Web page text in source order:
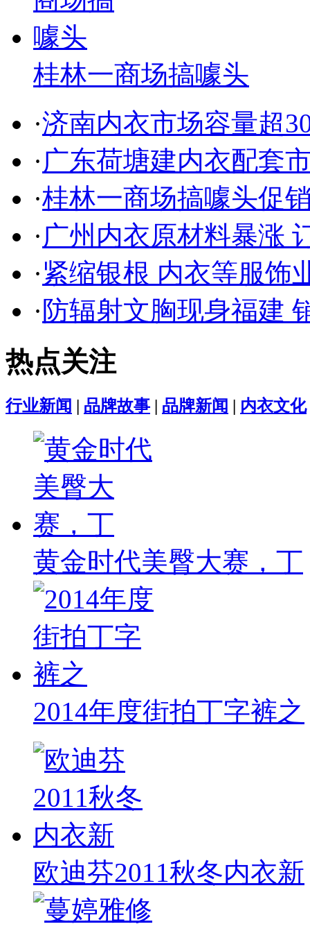
桂林一商场搞噱头
·济南内衣市场容量超
·广东荷塘建内衣配套
·桂林一商场搞噱头促
·广州内衣原材料暴涨
·紧缩银根 内衣等服饰
· 防辐射文胸现身福建
热点关注
行业新闻 | 品牌故事 | 品牌新闻 | 内衣文化
黄金时代美臀大赛，丁
2014年度街拍丁字裤之
欧迪芬2011秋冬内衣新